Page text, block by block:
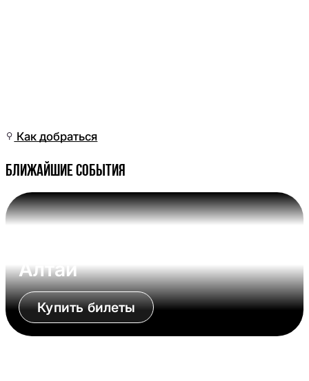
Как добраться
Ближайшие события
Алтай
Купить билеты